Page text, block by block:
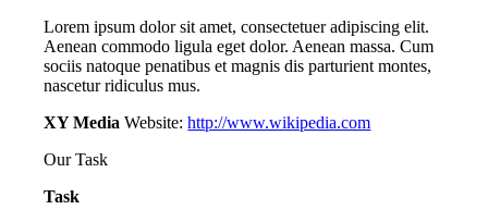
Lorem ipsum dolor sit amet, consectetuer adipiscing elit.
Aenean commodo ligula eget dolor. Aenean massa. Cum
sociis natoque penatibus et magnis dis parturient montes,
nascetur ridiculus mus.
XY Media Website:http://www.wikipedia.com
Our Task
Task